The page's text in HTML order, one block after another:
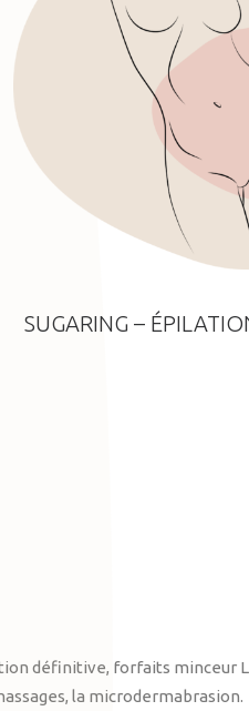
SUGARING –
définitive, forfaits minceur
la microdermabrasion.